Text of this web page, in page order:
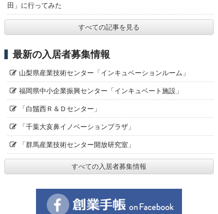
田」に行ってみた
すべての記事を見る
最新の入居者募集情報
山梨県産業技術センター「インキュベーションルーム」
福岡県中小企業振興センター「インキュベート施設」
「白鬚西Ｒ＆Ｄセンター」
「千葉大亥鼻イノベーションプラザ」
「群馬産業技術センター開放研究室」
すべての入居者募集情報